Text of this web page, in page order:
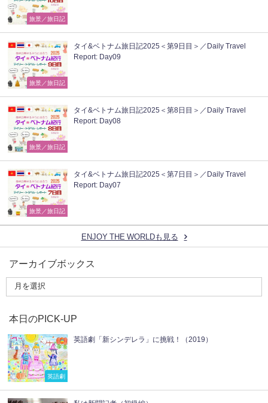
旅景／旅日記
旅景／旅日記
タイ&ベトナム旅日記2025＜第9日目＞／Daily Travel
Report: Day09
旅景／旅日記
タイ&ベトナム旅日記2025＜第8日目＞／Daily Travel
Report: Day08
旅景／旅日記
タイ&ベトナム旅日記2025＜第7日目＞／Daily Travel
Report: Day07
ENJOY THE WORLDも見る
アーカイブボックス
本日のPICK-UP
英語劇
英語劇「新シンデレラ」に挑戦！（2019）